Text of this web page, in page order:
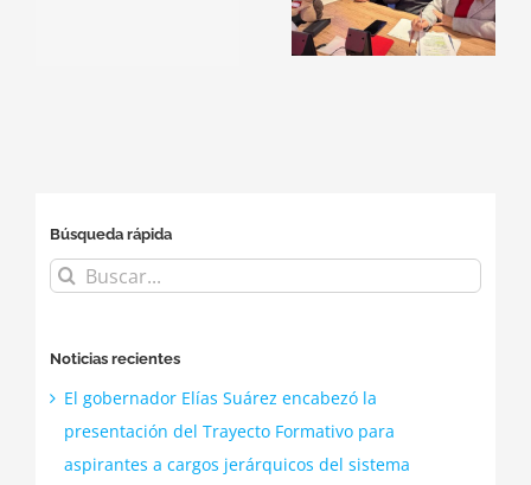
Conmemora El
Búsqueda rápida
Buscar:
Noticias recientes
El gobernador Elías Suárez encabezó la
presentación del Trayecto Formativo para
aspirantes a cargos jerárquicos del sistema